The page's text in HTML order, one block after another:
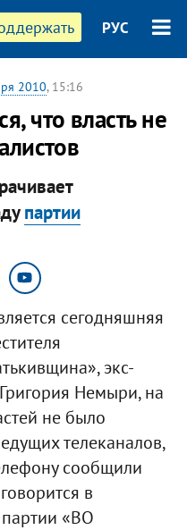
РУС
2010, 15:16
что власть не
партии
сегодняшняя
экс-
Немыри, на
не было
телеканалов,
сообщили
в
«ВО